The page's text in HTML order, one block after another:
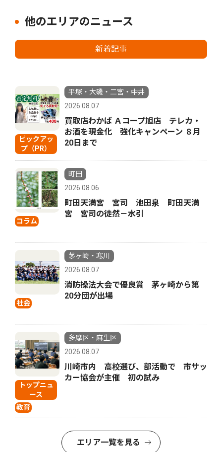
他のエリアのニュース
新着記事
ピックアッ
プ（PR）
平塚・大磯・二宮・中井
2026.08.07
買取店わかば Ａコープ旭店 テレカ・
お酒を現金化 強化キャンペーン ８月
20日まで
コラム
町田
2026.08.06
町田天満宮 宮司 池田泉 町田天満
宮 宮司の徒然－水引
社会
茅ヶ崎・寒川
2026.08.07
消防操法大会で優良賞 茅ヶ崎から第
20分団が出場
トップニュ
ース
教育
多摩区・麻生区
2026.08.07
川崎市内 高校選び、部活動で 市サッ
カー協会が主催 初の試み
エリア一覧を見る